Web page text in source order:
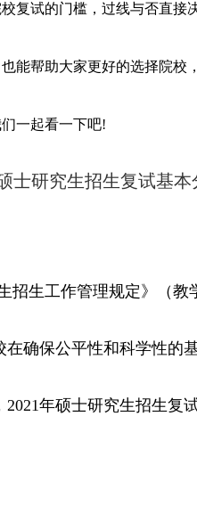
复试的门槛，过线与否直接
能帮助大家更好的选择院校
一起看一下吧!
士研究生招生复试基本
招生工作管理规定》（教
确保公平性和科学性的
年硕士研究生招生复